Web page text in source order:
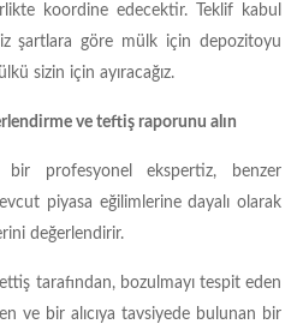
koordine edecektir. Teklif kabul
şartlara göre mülk için depozitoyu
sizin için ayıracağız.
ve teftiş raporunu alın
profesyonel ekspertiz, benzer
piyasa eğilimlerine dayalı olarak
değerlendirir.
tarafından, bozulmayı tespit eden
ve bir alıcıya tavsiyede bulunan bir